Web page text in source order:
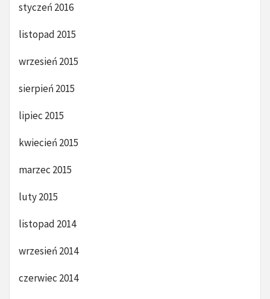
styczeń 2016
listopad 2015
wrzesień 2015
sierpień 2015
lipiec 2015
kwiecień 2015
marzec 2015
luty 2015
listopad 2014
wrzesień 2014
czerwiec 2014